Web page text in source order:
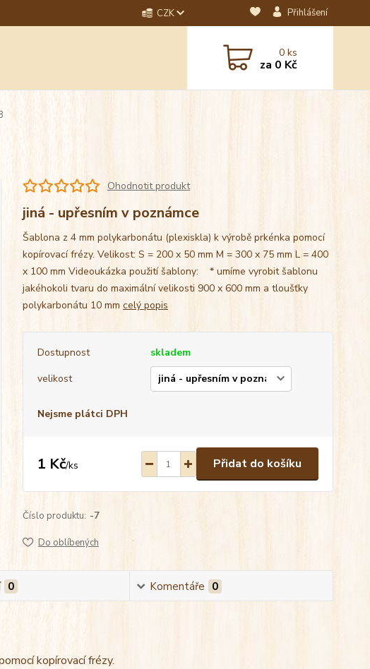
CZK Přihlášení
0ks
za 0 Kč
Ohodnotit produkt
jiná - upřesním v poznámce
Šablona z 4 mm polykarbonátu (plexiskla) k výrobě prkénka pomocí
kopírovací frézy. Velikost: S = 200 x 50 mm M = 300 x 75 mm L = 400
x 100 mm Videoukázka použití šablony: * umíme vyrobit šablonu
jakéhokoli tvaru do maximální velikosti 900 x 600 mm a tloušťky
polykarbonátu 10 mm celý popis
Dostupnost
skladem
velikost
Nejsme plátci DPH
1 Kč/ks Přidat do košíku
Číslo produktu: -7
Do oblíbených
0 Komentáře 0
kopírovací frézy.